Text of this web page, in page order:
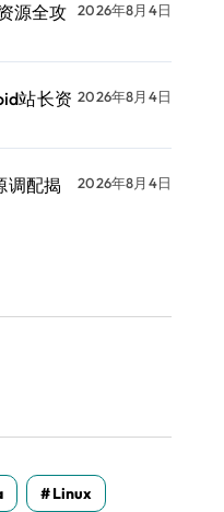
源全攻
2026年8月4日
站长资 2026年8月4日
调配揭
2026年8月4日
Linux